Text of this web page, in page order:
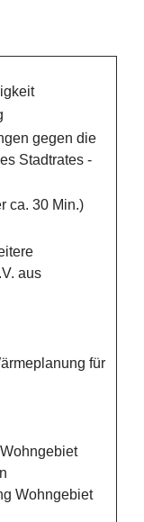
gegen die
Stadtrates -
ca. 30 Min.)
aus
für
Wohngebiet